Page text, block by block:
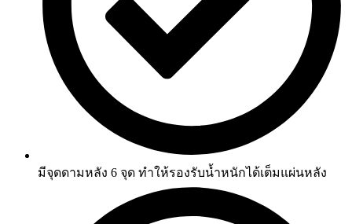
มีจุดดามหลัง 6 จุด ทำให้รองรับน้ำหนักได้เต็มแผ่นหลัง